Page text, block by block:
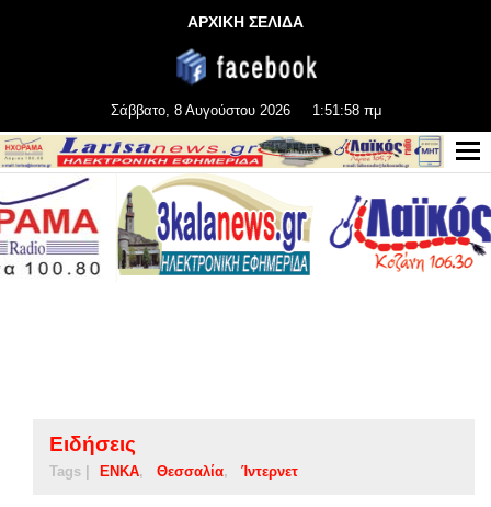
ΑΡΧΙΚΗ ΣΕΛΙΔΑ
Σάββατο, 8 Αυγούστου 2026 1:51:59 πμ
Ειδήσεις
Tags | ΕΝΚΑ Θεσσαλία Ίντερνετ